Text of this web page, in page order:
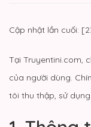
Cập nhật lần cuối:
Tại Truyentini.com,
của người dùng.
tôi thu thập, sử